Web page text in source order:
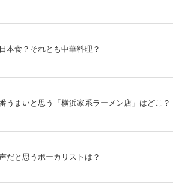
本食？それとも中華料理？
うまいと思う「横浜家系ラーメン店」はどこ？
だと思うボーカリストは？